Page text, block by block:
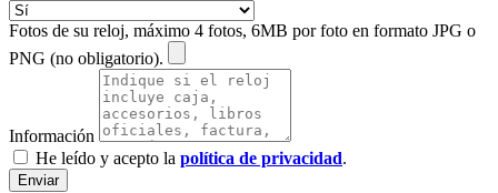
Fotos de su reloj, máximo 4 fotos, 6MB por foto en formato JPG o
PNG (no obligatorio).
Información
He leído y acepto la política de privacidad.
Enviar